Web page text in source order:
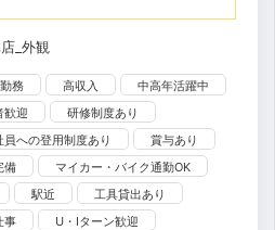
務 高収入
中高年活躍中
歓迎
研修制度あり
員への登用制度あり
賞与あり
備
マイカー・バイク通勤OK
駅近
工具貸出あり
事 U・Iターン歓迎